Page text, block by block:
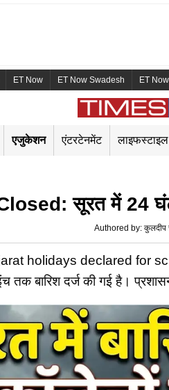
ET Now ET Now Swadesh ET
एजुकेशन एंटरटेनमेंट लाइफस्टाइल
सूरत में 24 घंटे
Authored by: कुलदीप
holidays declared for
तक बारिश दर्ज की गई है।